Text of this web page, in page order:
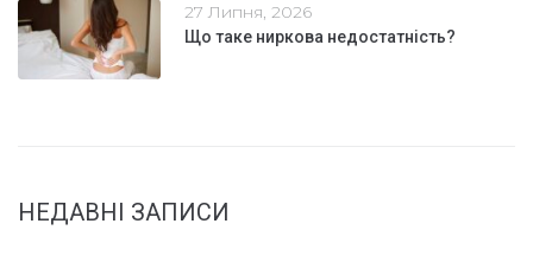
27 Липня, 2026
Що таке ниркова недостатність?
НЕДАВНІ ЗАПИСИ